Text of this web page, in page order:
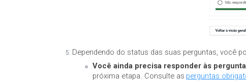
Dependendo do status das suas perguntas, você
Você ainda precisa responder às
próxima etapa. Consulte as perguntas